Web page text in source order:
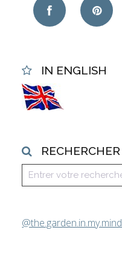
IN ENGLISH
RECHERCHER
@the.garden.in.my.mind